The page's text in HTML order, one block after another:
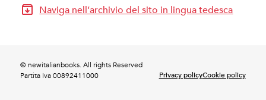
Naviga nell’archivio del sito in lingua tedesca
© newitalianbooks. All rights Reserved
Partita Iva 00892411000
Privacy policyCookie policy